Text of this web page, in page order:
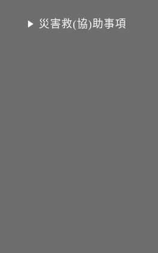
災害救(協)助事項